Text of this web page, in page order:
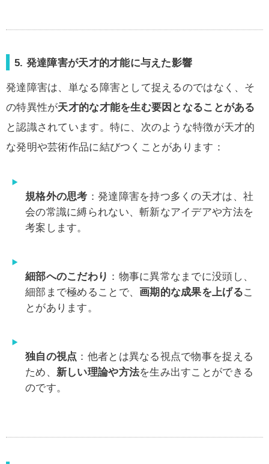
5. 発達障害が天才的才能に与えた影響
発達障害は、単なる障害として捉えるのではなく、そ
の特異性が天才的な才能を生む要因となることがある
と認識されています。特に、次のような特徴が天才的
な発明や芸術作品に結びつくことがあります：
規格外の思考 ：発達障害を持つ多くの天才は、社
会の常識に縛られない、斬新なアイデアや方法を
考案します。
細部へのこだわり ：物事に異常なまでに没頭し、
細部まで極めることで、画期的な成果を上げるこ
とがあります。
独自の視点 ：他者とは異なる視点で物事を捉える
ため、 新しい理論や方法を生み出すことができる
のです。